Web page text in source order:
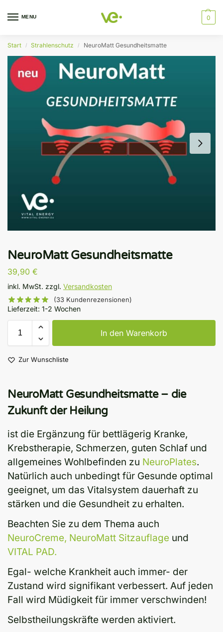
MENU 0
Start / Strahlenschutz / NeuroMatt Gesundheitsmatte
NeuroMatt Gesundheitsmatte
39,90 €
inkl. MwSt. zzgl. Versandkosten
(33 Kundenrezensionen)
Lieferzeit: 1-2 Wochen
In den Warenkorb
Zur Wunschliste
NeuroMatt Gesundheitsmatte – die
Zukunft der Heilung
ist die Ergänzung für bettlägerig Kranke,
Krebstherapie, Schmerzen, guten Schlaf und
allgemeines Wohlbefinden zu NeuroPlates.
Natürlich auch unbedingt für Gesunde optimal
geeignet, um das Vitalsystem dauerhaft zu
stärken und die Gesundheit zu erhalten.
Beachten Sie zu dem Thema auch
NeuroCreme, NeuroMatt Sitzauflage und
VITAL PAD.
Egal- welche Krankheit auch immer- der
Zustand wird signifikant verbessert. Auf jeden
Fall wird Müdigkeit für immer verschwinden!
Selbstheilungskräfte werden aktiviert.